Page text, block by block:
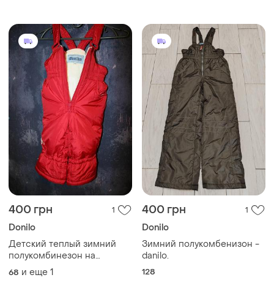
400 грн 1
Donilo
Детский теплый зимний
полукомбинезон на
девочку donilo
68 и еще 1
400 грн 1
Donilo
Зимний полукомбенизон -
danilo.
128